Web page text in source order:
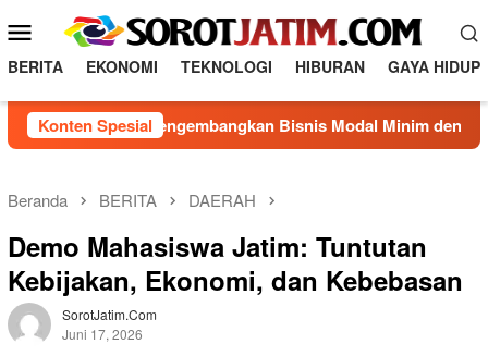
ke
konten
Menu
Mobile
BERITA EKONOMI TEKNOLOGI HIBURAN GAYA HIDUP
Konten Spesial
Cara Mengembangkan Bisnis Modal Minim dengan
Beranda BERITA DAERAH
Demo Mahasiswa Jatim: Tuntutan
Kebijakan, Ekonomi, dan Kebebasan
SorotJatim.com
Juni 17, 2026